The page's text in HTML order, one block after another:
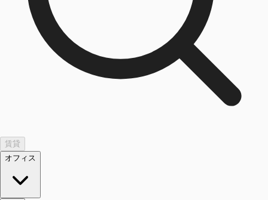
記事
仲介会社様はこちらへ
お気に入り
賃貸
オフィス